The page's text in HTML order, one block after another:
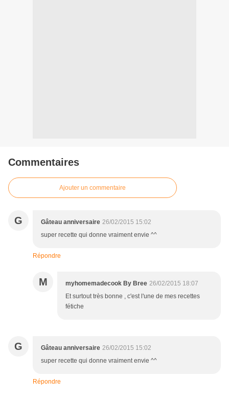
Commentaires
Ajouter un commentaire
G Gâteau anniversaire 26/02/2015 15:02
super recette qui donne vraiment envie ^^
Répondre
M myhomemadecook By Bree 26/02/2015 18:07
Et surtout très bonne , c'est l'une de mes recettes
fétiche
G Gâteau anniversaire 26/02/2015 15:02
super recette qui donne vraiment envie ^^
Répondre